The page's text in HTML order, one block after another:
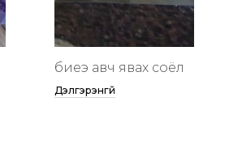
биеэ авч явах соёл
Дэлгэрэнгүй